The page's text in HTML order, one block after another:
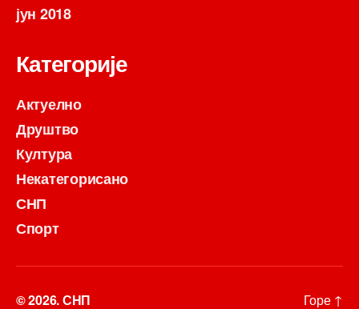
јун 2018
Категорије
Актуелно
Друштво
Култура
Некатегорисано
СНП
Спорт
© 2026.СНП Горе ↑